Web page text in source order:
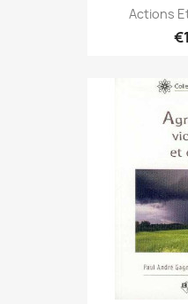
Actions